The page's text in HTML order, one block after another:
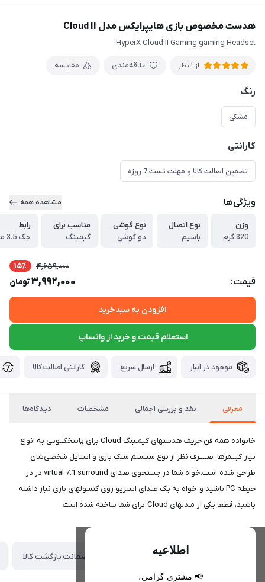
هدست مخصوص بازی هایپرایکس مدل Cloud II
HyperX Cloud II Gaming gaming Headset
از 1 نظر علاقه‌مندی مقایسه
رنگ
مشکی
گارانتی
تضمین اصالت کالا و مهلت تست 7 روزه
ویژگی‌ها مشاهده همه
وزن
320 گرم
نوع اتصال
باسیم
نوع گوشی
دو گوشی
مناسب برای
گیمینگ
رابط
جک 3.5 میلی‌متری صدا
قیمت:
4,659,000 15٪
3,992,000تومان
افزودن به سبدخرید
استعلام قیمت و خرید از واتساپ
موجود در انبار ارسال سریع گارانتی اصالت کالا
معرفی نقد و بررسی اجمالی مشخصات دیدگاه‌ها
خانواده همه فن حریف هدستهای گیمـینگ Cloud برای پاسخگــویی به انواع
نیاز گیــمرها، صــــرف نظر از نوع سیستم،سبک بازی و استایل شخصی‌شان
طراحی شده است.خواه شما در جستجوی صدای virtual 7.1 surround در در
حیطه PC باشید و خواه به یک صدای استریو روی کنسولهای بازی نیاز داشته
باشید، قطعا یکی از مـدلهای Cloud برای شما ساخته شده است.
اطلاعیه
📢 مشتری گرامی،
تحویل اکسپرس(با هماهنگی) ضمانت بازگشت کالا